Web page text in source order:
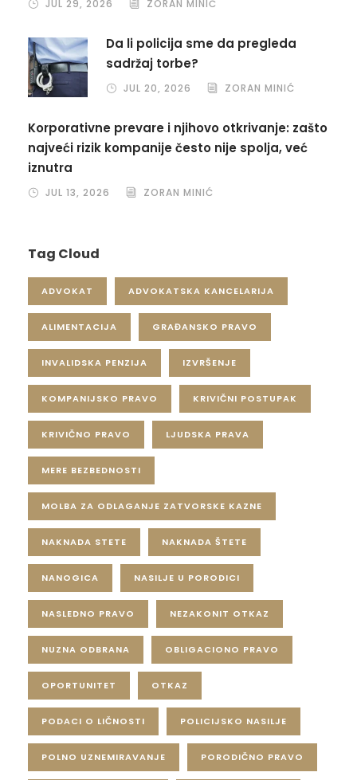
JUL 29, 2026 ZORAN MINIĆ
Da li policija sme da pregleda
sadržaj torbe?
JUL 20, 2026 ZORAN MINIĆ
Korporativne prevare i njihovo otkrivanje: zašto
najveći rizik kompanije često nije spolja, već
iznutra
JUL 13, 2026 ZORAN MINIĆ
Tag Cloud
ADVOKAT ADVOKATSKA KANCELARIJA
ALIMENTACIJA GRAĐANSKO PRAVO
INVALIDSKA PENZIJA IZVRŠENJE
KOMPANIJSKO PRAVO KRIVIČNI POSTUPAK
KRIVIČNO PRAVO LJUDSKA PRAVA
MERE BEZBEDNOSTI
MOLBA ZA ODLAGANJE ZATVORSKE KAZNE
NAKNADA STETE NAKNADA ŠTETE
NANOGICA NASILJE U PORODICI
NASLEDNO PRAVO NEZAKONIT OTKAZ
NUZNA ODBRANA OBLIGACIONO PRAVO
OPORTUNITET OTKAZ
PODACI O LIČNOSTI POLICIJSKO NASILJE
POLNO UZNEMIRAVANJE PORODIČNO PRAVO